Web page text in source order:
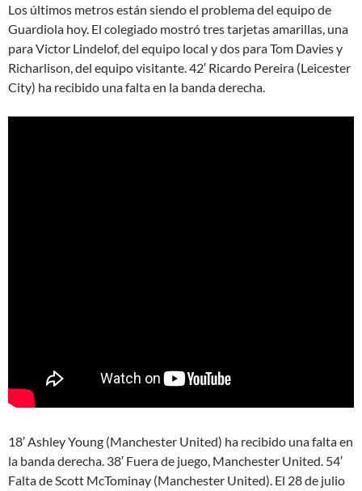
Los últimos metros están siendo el problema del equipo de
Guardiola hoy. El colegiado mostró tres tarjetas amarillas, una
para Victor Lindelof, del equipo local y dos para Tom Davies y
Richarlison, del equipo visitante. 42′ Ricardo Pereira (Leicester
City) ha recibido una falta en la banda derecha.
18′ Ashley Young (Manchester United) ha recibido una falta en
la banda derecha. 38′ Fuera de juego, Manchester United. 54′
Falta de Scott McTominay (Manchester United). El 28 de julio